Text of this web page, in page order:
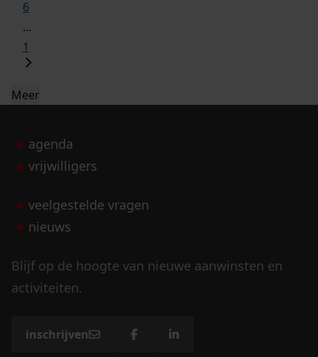
6
...
1
Meer
agenda
vrijwilligers
veelgestelde vragen
nieuws
Blijf op de hoogte van nieuwe aanwinsten en
activiteiten.
inschrijven